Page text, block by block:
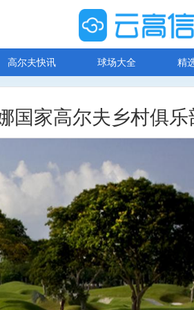
高尔夫快讯 球场大全 精
国家高尔夫乡村俱